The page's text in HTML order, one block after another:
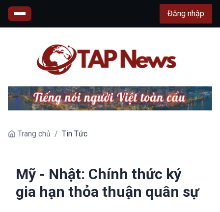
Đăng nhập
Trang chủ / Tin Tức
Mỹ - Nhật: Chính thức ký
gia hạn thỏa thuận quân sự